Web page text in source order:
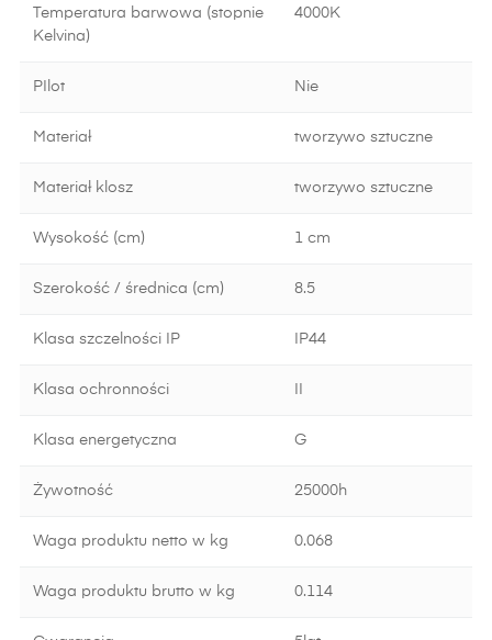
Temperatura barwowa (stopnie
Kelvina)
4000K
PIlot Nie
Materiał tworzywo sztuczne
Materiał klosz tworzywo sztuczne
Wysokość (cm) 1 cm
Szerokość / średnica (cm) 8.5
Klasa szczelności IP IP44
Klasa ochronności
Klasa energetyczna G
Żywotność 25000h
Waga produktu netto w kg 0.068
Waga produktu brutto w kg 0.114